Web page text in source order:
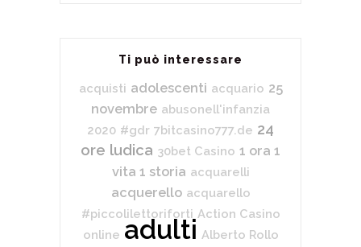
Ti può interessare
acquisti adolescenti acquario 25
novembre abusonell'infanzia
2020 #gdr 7bitcasino777.de 24
ore ludica 30bet Casino 1 ora 1
vita 1 storia acquarelli
acquerello acquarello
#piccolilettoriforti Action Casino
online adulti Alberto Rollo